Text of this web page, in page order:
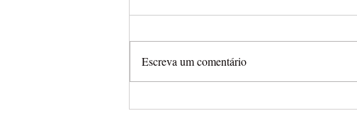
Escreva um comentário